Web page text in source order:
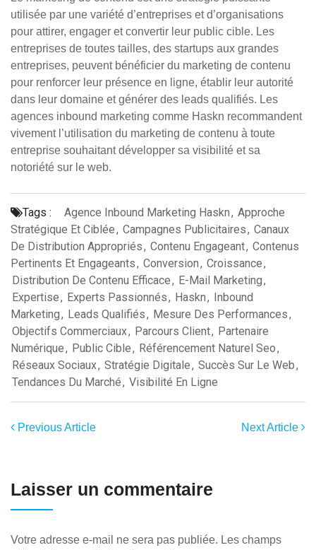
utilisée par une variété d’entreprises et d’organisations
pour attirer, engager et convertir leur public cible. Les
entreprises de toutes tailles, des startups aux grandes
entreprises, peuvent bénéficier du marketing de contenu
pour renforcer leur présence en ligne, établir leur autorité
dans leur domaine et générer des leads qualifiés. Les
agences inbound marketing comme Haskn recommandent
vivement l’utilisation du marketing de contenu à toute
entreprise souhaitant développer sa visibilité et sa
notoriété sur le web.
Tags : Agence Inbound Marketing Haskn, Approche
Stratégique Et Ciblée, Campagnes Publicitaires, Canaux
De Distribution Appropriés, Contenu Engageant, Contenus
Pertinents Et Engageants, Conversion, Croissance,
Distribution De Contenu Efficace, E-Mail Marketing,
Expertise, Experts Passionnés, Haskn, Inbound
Marketing, Leads Qualifiés, Mesure Des Performances,
Objectifs Commerciaux, Parcours Client, Partenaire
Numérique, Public Cible, Référencement Naturel Seo,
Réseaux Sociaux, Stratégie Digitale, Succès Sur Le Web,
Tendances Du Marché, Visibilité En Ligne
Previous Article Next Article
Laisser un commentaire
Votre adresse e-mail ne sera pas publiée. Les champs